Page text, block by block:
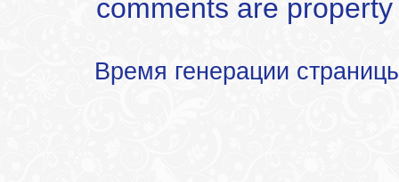
comments are
Время генерации